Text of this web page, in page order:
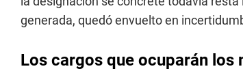
generada, quedó envuelto en
Los cargos que ocuparán los